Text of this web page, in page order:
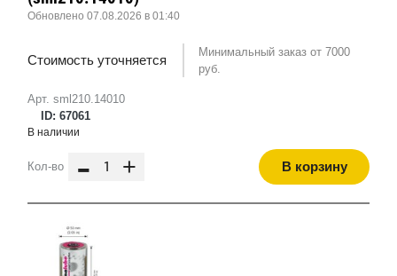
Арт. sml210.14010
ID: 67061
Обновлено 07.08.2026 в 01:40
Стоимость уточняется
Минимальный заказ от 7000
руб.
В наличии
Кол-во - + В корзину